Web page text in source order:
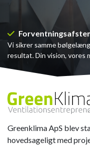
Forventnings
Vi sikrer samme
resultat. Din vision, vores
Greenklima ApS blev
hovedsageligt med